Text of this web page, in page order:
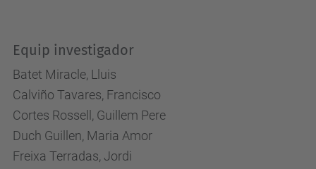
Equip investigador
Batet Miracle, Lluis
Calviño Tavares, Francisco
Cortes Rossell, Guillem Pere
Duch Guillen, Maria Amor
Freixa Terradas, Jordi